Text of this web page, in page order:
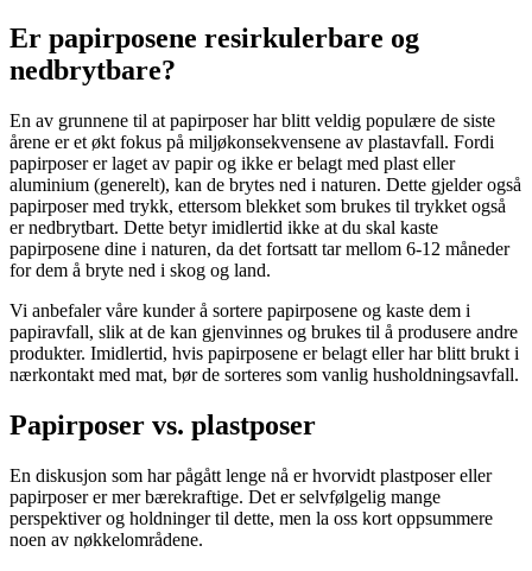
Er papirposene resirkulerbare og
nedbrytbare?
En av grunnene til at papirposer har blitt veldig populære de siste
årene er et økt fokus på miljøkonsekvensene av plastavfall. Fordi
papirposer er laget av papir og ikke er belagt med plast eller
aluminium (generelt), kan de brytes ned i naturen. Dette gjelder også
papirposer med trykk, ettersom blekket som brukes til trykket også
er nedbrytbart. Dette betyr imidlertid ikke at du skal kaste
papirposene dine i naturen, da det fortsatt tar mellom 6-12 måneder
for dem å bryte ned i skog og land.
Vi anbefaler våre kunder å sortere papirposene og kaste dem i
papiravfall, slik at de kan gjenvinnes og brukes til å produsere andre
produkter. Imidlertid, hvis papirposene er belagt eller har blitt brukt i
nærkontakt med mat, bør de sorteres som vanlig husholdningsavfall.
Papirposer vs. plastposer
En diskusjon som har pågått lenge nå er hvorvidt plastposer eller
papirposer er mer bærekraftige. Det er selvfølgelig mange
perspektiver og holdninger til dette, men la oss kort oppsummere
noen av nøkkelområdene.